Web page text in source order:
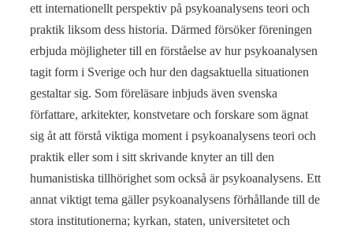
ett internationellt perspektiv på psykoanalysens teori och
praktik liksom dess historia. Därmed försöker föreningen
erbjuda möjligheter till en förståelse av hur psykoanalysen
tagit form i Sverige och hur den dagsaktuella situationen
gestaltar sig. Som föreläsare inbjuds även svenska
författare, arkitekter, konstvetare och forskare som ägnat
sig åt att förstå viktiga moment i psykoanalysens teori och
praktik eller som i sitt skrivande knyter an till den
humanistiska tillhörighet som också är psykoanalysens. Ett
annat viktigt tema gäller psykoanalysens förhållande till de
stora institutionerna; kyrkan, staten, universitetet och